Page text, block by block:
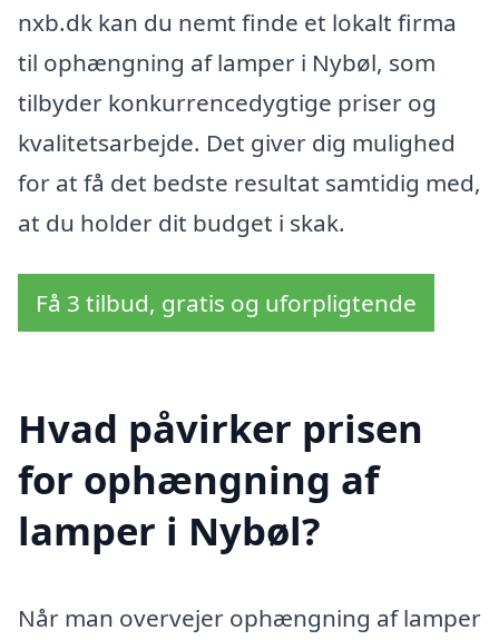
nxb.dk kan du nemt finde et lokalt firma
til ophængning af lamper i Nybøl, som
tilbyder konkurrencedygtige priser og
kvalitetsarbejde. Det giver dig mulighed
for at få det bedste resultat samtidig med,
at du holder dit budget i skak.
Få 3 tilbud, gratis og uforpligtende
Hvad påvirker prisen
for ophængning af
lamper i Nybøl?
Når man overvejer ophængning af lamper